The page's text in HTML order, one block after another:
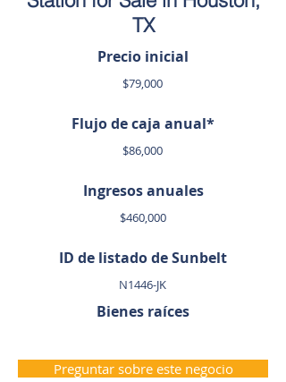
TX
Precio inicial
$79,000
Flujo de caja anual*
$86,000
Ingresos anuales
$460,000
ID de listado de Sunbelt
N1446-JK
Bienes raíces
Preguntar sobre este negocio